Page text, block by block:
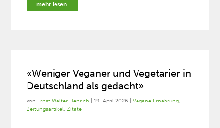
mehr lesen
«Weniger Veganer und Vegetarier in
Deutschland als gedacht»
von Ernst Walter Henrich |19. April 2026 |Vegane Ernährung,
Zeitungsartikel,Zitate